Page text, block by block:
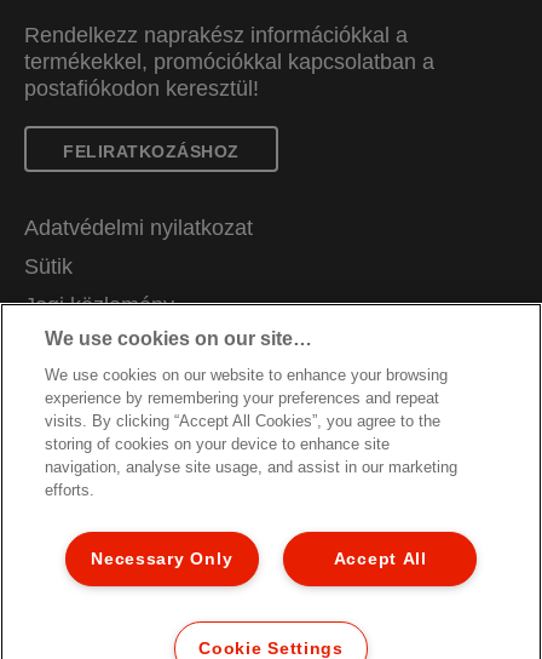
Rendelkezz naprakész információkkal a
termékekkel, promóciókkal kapcsolatban a
postafiókodon keresztül!
FELIRATKOZÁSHOZ
Adatvédelmi nyilatkozat
Sütik
Jogi közlemény
Impresszum
Adataim kezelése
Álláslehetőségek
Csomagolás újrahasznosítási útmutató
Jótállási feltételek
Megfelelőségi nyilatkozatok
Oldaltérkép
© 2026 ACCO Brands. All Rights Reserved.
We use cookies on our site…
We use cookies on our website to enhance your browsing
experience by remembering your preferences and repeat
visits. By clicking “Accept All Cookies”, you agree to the
storing of cookies on your device to enhance site
navigation, analyse site usage, and assist in our marketing
efforts.
Accept All
Necessary Only
Cookie Settings